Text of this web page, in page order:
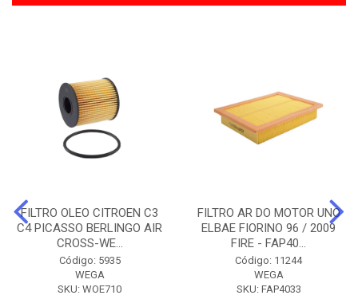
FILTRO OLEO CITROEN C3
C4 PICASSO BERLINGO AIR
CROSS-WE...
Código: 5935
WEGA
SKU: WOE710
FILTRO AR DO MOTOR UNO
ELBAE FIORINO 96 / 2009
FIRE - FAP40...
Código: 11244
WEGA
SKU: FAP4033